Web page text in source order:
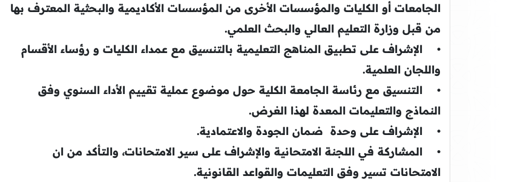
الجامعات أو الكليات والمؤسسات الأخرى من المؤسسات الأكاديمية والبحثية المعترف بها
من قبل وزارة التعليم العالي والبحث العلمي.
• الإشراف على تطبيق المناهج التعليمية بالتنسيق مع عمداء الكليات و رؤساء الأقسام
واللجان العلمية.
• التنسيق مع رئاسة الجامعة الكلية حول موضوع عملية تقييم الأداء السنوي وفق
النماذج والتعليمات المعدة لهذا الغرض.
• الإشراف على وحدة ضمان الجودة والاعتمادية.
• المشاركة في اللجنة الامتحانية والإشراف على سير الامتحانات، والتأكد من ان
الامتحانات تسير وفق التعليمات والقواعد القانونية.